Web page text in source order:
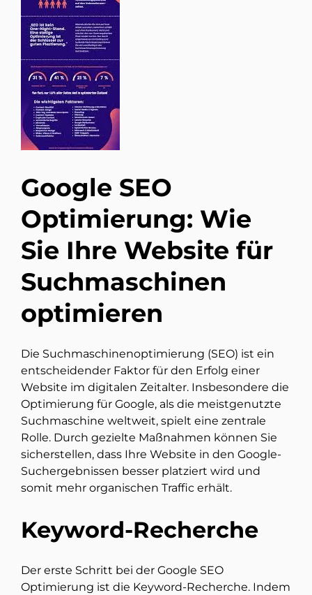
Google SEO
Optimierung: Wie
Sie Ihre Website für
Suchmaschinen
optimieren
Die Suchmaschinenoptimierung (SEO) ist ein
entscheidender Faktor für den Erfolg einer
Website im digitalen Zeitalter. Insbesondere die
Optimierung für Google, als die meistgenutzte
Suchmaschine weltweit, spielt eine zentrale
Rolle. Durch gezielte Maßnahmen können Sie
sicherstellen, dass Ihre Website in den Google-
Suchergebnissen besser platziert wird und
somit mehr organischen Traffic erhält.
Keyword-Recherche
Der erste Schritt bei der Google SEO
Optimierung ist die Keyword-Recherche. Indem